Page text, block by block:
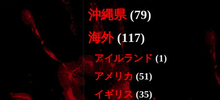
沖縄県(79)
海外(117)
アイルランド (1)
アメリカ (51)
イギリス(35)